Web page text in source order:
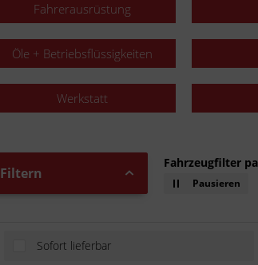
Fahrerausrüstung
Öle + Betriebsflüssigkeiten
Werkstatt
Filtern
Fahrzeugfilter
Pausieren
Sofort lieferbar